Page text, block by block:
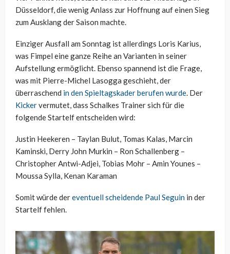
Düsseldorf, die wenig Anlass zur Hoffnung auf einen Sieg
zum Ausklang der Saison machte.
Einziger Ausfall am Sonntag ist allerdings Loris Karius,
was Fimpel eine ganze Reihe an Varianten in seiner
Aufstellung ermöglicht. Ebenso spannend ist die Frage,
was mit Pierre-Michel Lasogga geschieht, der
überraschend in den Spieltagskader berufen wurde. Der
Kickervermutet, dass Schalkes Trainer sich für die
folgende Startelf entscheiden wird:
Justin Heekeren – Taylan Bulut, Tomas Kalas, Marcin
Kaminski, Derry John Murkin – Ron Schallenberg –
Christopher Antwi-Adjei, Tobias Mohr – Amin Younes –
Moussa Sylla, Kenan Karaman
Somit würde dereventuell scheidende Paul Seguin in der
Startelf fehlen.